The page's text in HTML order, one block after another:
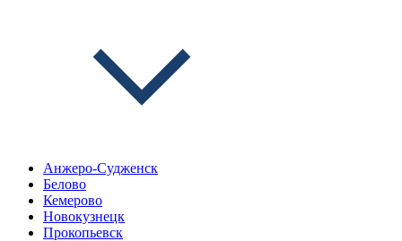
Анжеро-Судженск
Белово
Кемерово
Новокузнецк
Прокопьевск